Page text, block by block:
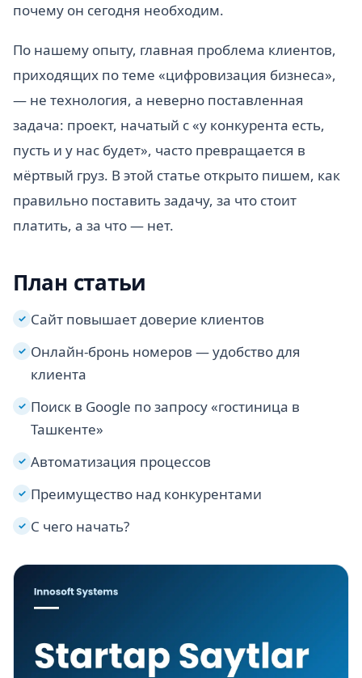
почему он сегодня необходим.
По нашему опыту, главная проблема клиентов,
приходящих по теме «цифровизация бизнеса»,
— не технология, а неверно поставленная
задача: проект, начатый с «у конкурента есть,
пусть и у нас будет», часто превращается в
мёртвый груз. В этой статье открыто пишем, как
правильно поставить задачу, за что стоит
платить, а за что — нет.
План статьи
✓ Сайт повышает доверие клиентов
✓ Онлайн-бронь номеров — удобство для
клиента
✓ Поиск в Google по запросу «гостиница в
Ташкенте»
✓ Автоматизация процессов
✓ Преимущество над конкурентами
✓ С чего начать?